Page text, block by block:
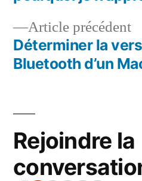
l’article
Article précédent
Déterminer la
Bluetooth d’un
Rejoindre la